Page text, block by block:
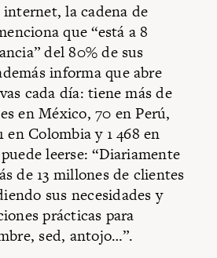
la cadena de
que “está a 8
del 80% de sus
informa que abre
cada día: tiene más de
en México, 70 en Perú,
en Colombia y 1 468 en
leerse: “Diariamente
de 13 millones de clientes
sus necesidades y
prácticas para
sed, antojo…”.